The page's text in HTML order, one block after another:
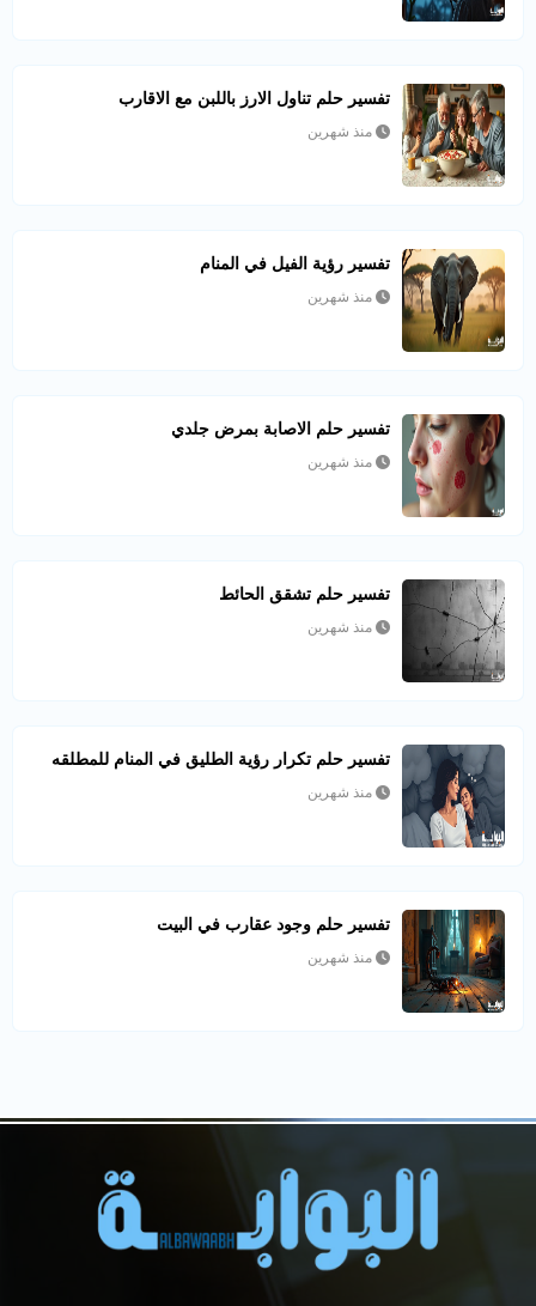
تفسير حلم تناول الارز باللبن مع الاقارب
منذ شهرين
تفسير رؤية الفيل في المنام
منذ شهرين
تفسير حلم الاصابة بمرض جلدي
منذ شهرين
تفسير حلم تشقق الحائط
منذ شهرين
تفسير حلم تكرار رؤية الطليق في المنام للمطلقه
منذ شهرين
تفسير حلم وجود عقارب في البيت
منذ شهرين